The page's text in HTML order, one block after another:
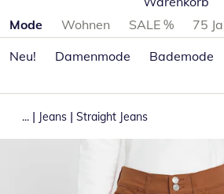
Produktkategorien überspringen
Mode Wohnen SALE %
75
Neu!
Damenmode Bademode
... | Jeans | Straight Jeans